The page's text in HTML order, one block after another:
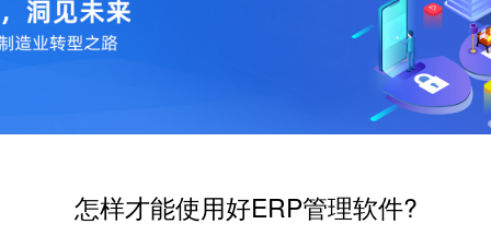
怎样才能使用好ERP管理软件?